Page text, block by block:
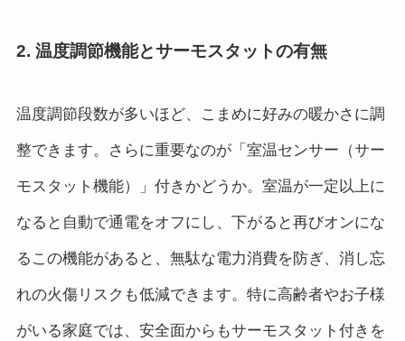
2. 温度調節機能とサーモスタットの有無
温度調節段数が多いほど、こまめに好みの暖かさに調
整できます。さらに重要なのが「室温センサー（サー
モスタット機能）」付きかどうか。室温が一定以上に
なると自動で通電をオフにし、下がると再びオンにな
るこの機能があると、無駄な電力消費を防ぎ、消し忘
れの火傷リスクも低減できます。特に高齢者やお子様
がいる家庭では、安全面からもサーモスタット付きを